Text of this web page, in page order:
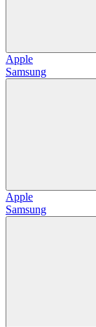
Apple
Samsung
Apple
Samsung